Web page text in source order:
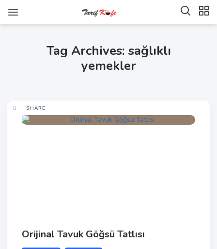
Tag Archives: sağlıklı
yemekler
SHARE
Orijinal Tavuk Göğsü Tatlısı